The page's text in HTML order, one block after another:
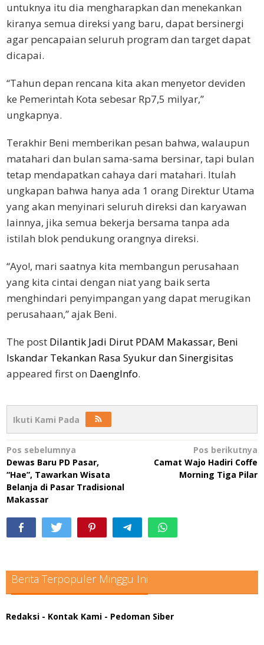
untuknya itu dia mengharapkan dan menekankan
kiranya semua direksi yang baru, dapat bersinergi
agar pencapaian seluruh program dan target dapat
dicapai.
“Tahun depan rencana kita akan menyetor deviden
ke Pemerintah Kota sebesar Rp7,5 milyar,”
ungkapnya.
Terakhir Beni memberikan pesan bahwa, walaupun
matahari dan bulan sama-sama bersinar, tapi bulan
tetap mendapatkan cahaya dari matahari. Itulah
ungkapan bahwa hanya ada 1 orang Direktur Utama
yang akan menyinari seluruh direksi dan karyawan
lainnya, jika semua bekerja bersama tanpa ada
istilah blok pendukung orangnya direksi.
“Ayo!, mari saatnya kita membangun perusahaan
yang kita cintai dengan niat yang baik serta
menghindari penyimpangan yang dapat merugikan
perusahaan,” ajak Beni.
The post Dilantik Jadi Dirut PDAM Makassar, Beni
Iskandar Tekankan Rasa Syukur dan Sinergisitas
appeared first on DaengInfo.
Ikuti Kami Pada
Navigasi
pos
Pos sebelumnya
Dewas Baru PD Pasar,
“Hae”, Tawarkan Wisata
Belanja di Pasar Tradisional
Makassar
Pos berikutnya
Camat Wajo Hadiri Coffe
Morning Tiga Pilar
Berita Terpopuler Minggu Ini
Redaksi - Kontak Kami - Pedoman Siber